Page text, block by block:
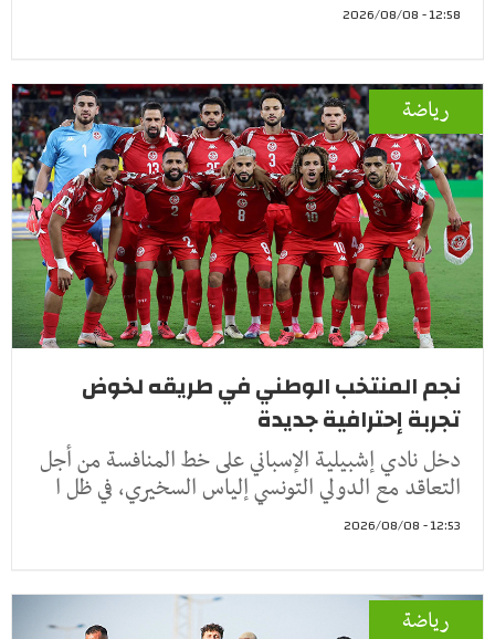
12:58 - 2026/08/08
رياضة
نجم المنتخب الوطني في طريقه لخوض
تجربة إحترافية جديدة
دخل نادي إشبيلية الإسباني على خط المنافسة من أجل
التعاقد مع الدولي التونسي إلياس السخيري، في ظل ا
12:53 - 2026/08/08
رياضة